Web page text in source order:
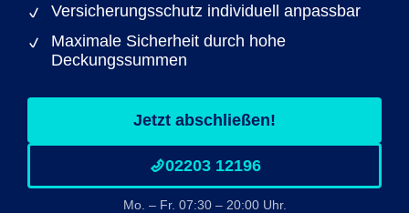
Versicherungsschutz individuell anpassbar
Maximale Sicherheit durch hohe
Deckungssummen
Jetzt abschließen!
02203 12196
Mo. – Fr. 07:30 – 20:00 Uhr.